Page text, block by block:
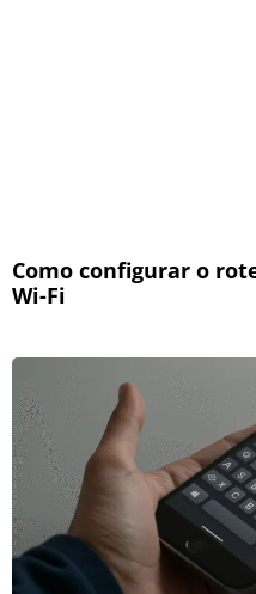
Como configurar o
Wi-Fi